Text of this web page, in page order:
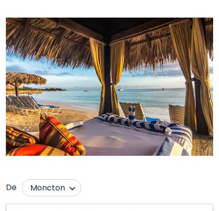
De
Moncton